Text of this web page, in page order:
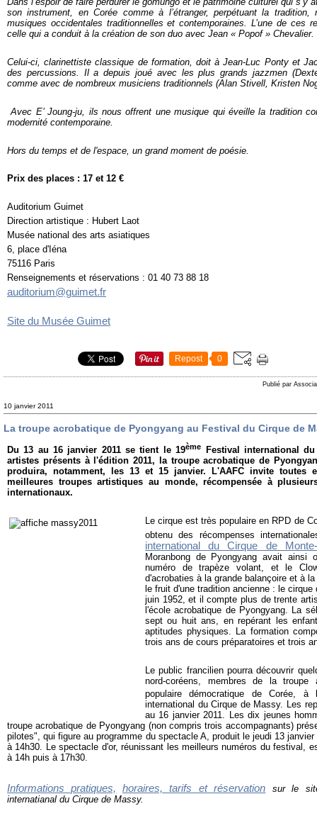
son instrument, en Corée comme à l’étranger, perpétuant la
musiques occidentales traditionnelles et contemporaines. L’une de ces
celle qui a conduit à la création de son duo avec Jean « Popof » Chevalier.
Celui-ci, clarinettiste classique de formation, doit à Jean-Luc Ponty et
des percussions. Il a depuis joué avec les plus grands jazzmen
comme avec de nombreux musiciens traditionnels (Alan Stivell, Kristen
Avec E’ Joung-ju, ils nous offrent une musique qui éveille la tradition
modernité contemporaine.
Hors du temps et de l'espace, un grand moment de poésie.
Prix des places : 17 et 12 €
Auditorium Guimet
Direction artistique : Hubert Laot
Musée national des arts asiatiques
6, place d'Iéna
75116 Paris
Renseignements et réservations : 01 40 73 88 18
auditorium@guimet.fr
Site du Musée Guimet
Repost 0
Publié par
10 janvier 2011
La troupe acrobatique de Pyongyang au Festival du Cirque de
Du 13 au 16 janvier 2011 se tient le 19ème
Festival international
artistes présents à l'édition 2011, la troupe acrobatique de
produira, notamment, les 13 et 15 janvier. L'AAFC invite toutes
meilleures troupes artistiques au monde, récompensée à
internationaux.
Le cirque est très populaire en RPD de
obtenu des récompenses
international du Cirque de
Moranbong de Pyongyang avait ainsi
numéro de trapèze volant, et le
d'acrobaties à la grande balançoire et à
le fruit d'une tradition ancienne : le
juin 1952, et il compte plus de trente
l'école acrobatique de Pyongyang. La
sept ou huit ans, en repérant les
aptitudes physiques. La formation
trois ans de cours préparatoires et trois
Le public francilien pourra découvrir
nord-coréens, membres de la troupe
populaire démocratique de Corée, à
international du Cirque de Massy. Les
au 16 janvier 2011. Les dix jeunes
troupe acrobatique de Pyongyang (non compris trois accompagnants)
pilotes", qui figure au programme du spectacle A, produit le jeudi 13
à 14h30. Le spectacle d'or, réunissant les meilleurs numéros du festival,
à 14h puis à 17h30.
Informations pratiques, horaires, tarifs et réservation sur le
internatianal du Cirque de Massy.